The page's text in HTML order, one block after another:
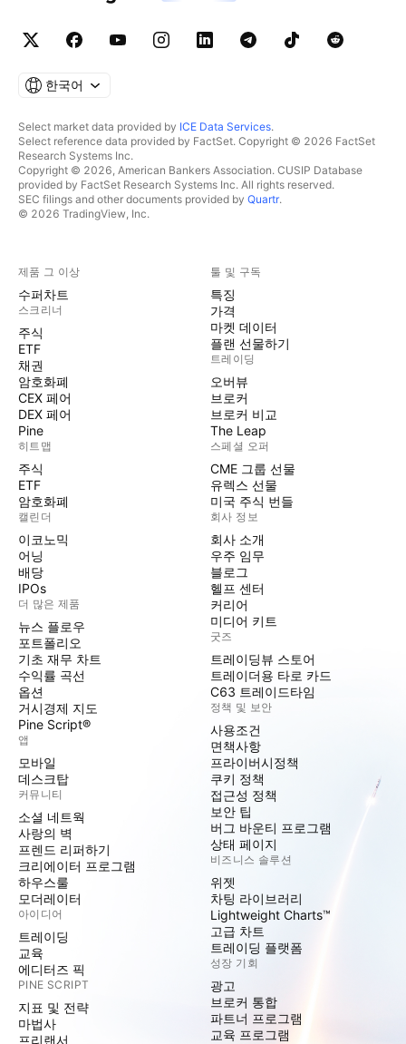
한국어
Select market data provided by ICE Data Services.
Select reference data provided by FactSet. Copyright © 2026 FactSet
Research Systems Inc.
Copyright © 2026, American Bankers Association. CUSIP Database
provided by FactSet Research Systems Inc. All rights reserved.
SEC filings and other documents provided by Quartr.
© 2026 TradingView, Inc.
제품 그 이상
수퍼차트
스크리너
주식
ETF
채권
암호화폐
CEX 페어
DEX 페어
Pine
히트맵
주식
ETF
암호화폐
캘린더
이코노믹
어닝
배당
IPOs
더 많은 제품
뉴스 플로우
포트폴리오
기초 재무 차트
수익률 곡선
옵션
거시경제 지도
Pine Script®
앱
모바일
데스크탑
커뮤니티
소셜 네트웍
사랑의 벽
프렌드 리퍼하기
크리에이터 프로그램
하우스룰
모더레이터
아이디어
트레이딩
교육
에디터즈 픽
PINE SCRIPT
지표 및 전략
마법사
프리랜서
툴 및 구독
특징
가격
마켓 데이터
플랜 선물하기
트레이딩
오버뷰
브로커
브로커 비교
The Leap
스페셜 오퍼
CME 그룹 선물
유렉스 선물
미국 주식 번들
회사 정보
회사 소개
우주 임무
블로그
헬프 센터
커리어
미디어 키트
굿즈
트레이딩뷰 스토어
트레이더용 타로 카드
C63 트레이드타임
정책 및 보안
사용조건
면책사항
프라이버시정책
쿠키 정책
접근성 정책
보안 팁
버그 바운티 프로그램
상태 페이지
비즈니스 솔루션
위젯
차팅 라이브러리
Lightweight Charts™
고급 차트
트레이딩 플랫폼
성장 기회
광고
브로커 통합
파트너 프로그램
교육 프로그램